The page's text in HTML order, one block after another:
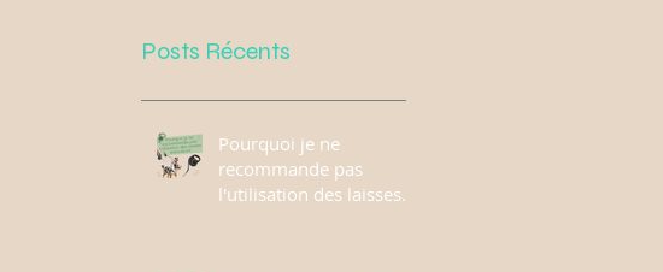
Posts Récents
Pourquoi je ne
recommande pas
l'utilisation des laisses